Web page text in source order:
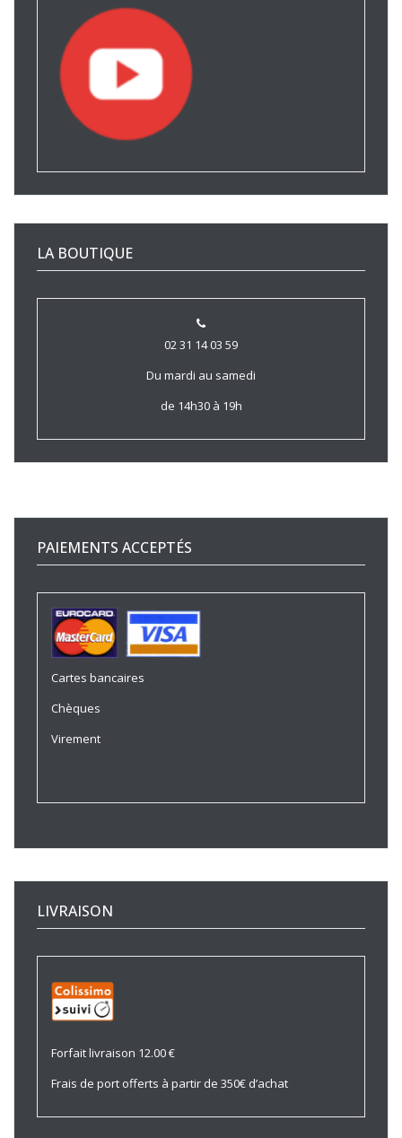
LA BOUTIQUE
02 31 14 03 59
Du mardi au samedi
de 14h30 à 19h
PAIEMENTS ACCEPTÉS
Cartes bancaires
Chèques
Virement
LIVRAISON
Forfait livraison 12.00 €
Frais de port offerts à partir de 350€ d’achat